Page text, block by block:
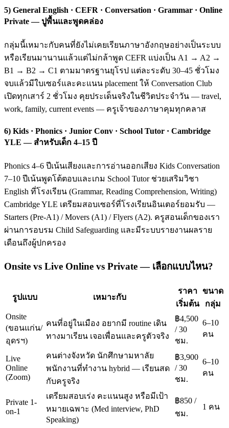
5) General English · CEFR · Conversation · Grammar · Online
Private — ปูพื้นและพูดคล่อง
กลุ่มนี้เหมาะกับคนที่ยังไม่เคยเรียนภาษาอังกฤษอย่างเป็นระบบ
หรือเรียนมานานแล้วแต่ไม่กล้าพูด CEFR แบ่งเป็น A1 → A2 →
B1 → B2 → C1 ตามมาตรฐานยุโรป แต่ละระดับ 30–45 ชั่วโมง
จบแล้วมีใบเซอร์และคะแนน placement ให้ Conversation Club
เปิดทุกเสาร์ 2 ชั่วโมง คุยประเด็นจริงในชีวิตประจำวัน — travel,
work, family, current events — ครูเจ้าของภาษาคุมทุกคลาส
6) Kids · Phonics · Junior Conv · School Tutor · Cambridge
YLE — สำหรับเด็ก 4–15 ปี
Phonics 4–6 ปีเน้นเสียงและการอ่านออกเสียง Kids Conversation
7–10 ปีเน้นพูดโต้ตอบและเกม School Tutor ช่วยเสริมวิชา
English ที่โรงเรียน (Grammar, Reading Comprehension, Writing)
Cambridge YLE เตรียมสอบเซอร์ที่โรงเรียนอินเตอร์ยอมรับ —
Starters (Pre-A1) / Movers (A1) / Flyers (A2). ครูสอนเด็กของเรา
ผ่านการอบรม Child Safeguarding และมีระบบรายงานผลราย
เดือนถึงผู้ปกครอง
Onsite vs Live Online vs Private — เลือกแบบไหน?
รูปแบบ เหมาะกับ
ราคา
เริ่มต้น
ขนาด
กลุ่ม
Onsite
(ขอนแก่น/
อุดรฯ)
คนที่อยู่ในเมือง อยากมี routine เดิน
ทางมาเรียน เจอเพื่อนและครูตัวจริง
฿4,500
/ 30
ชม.
6–10
คน
Live
Online
(Zoom)
คนต่างจังหวัด นักศึกษามหาลัย
พนักงานที่ทำงาน hybrid — เรียนสด
กับครูจริง
฿3,900
/ 30
ชม.
6–10
คน
Private 1-
on-1
เตรียมสอบเร่ง คะแนนสูง หรือมีเป้า
หมายเฉพาะ (Med interview, PhD
Speaking)
฿850 /
ชม.
1 คน